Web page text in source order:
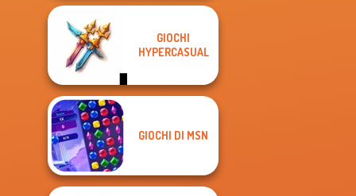
GIOCHI
HYPERCASUAL
GIOCHI DI MSN